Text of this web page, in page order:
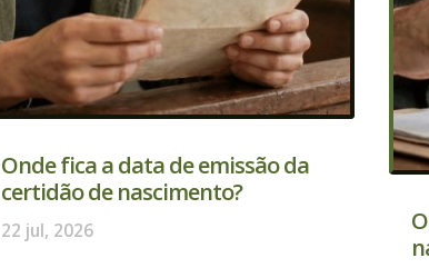
Onde fica a data de emissão da
certidão de nascimento?
22 jul, 2026